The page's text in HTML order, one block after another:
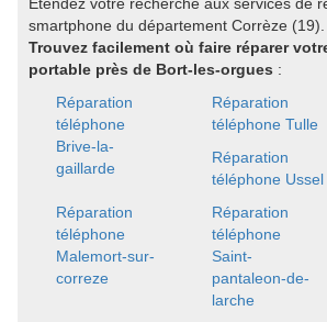
smartphone du département Corrèze (19).
Trouvez facilement où faire réparer
portable près de Bort-les-orgues :
Réparation
téléphone
Brive-la-
gaillarde
Réparation
téléphone Tulle
Réparation
téléphone Ussel
Réparation
téléphone
Malemort-sur-
correze
Réparation
téléphone
Saint-
pantaleon-de-
larche